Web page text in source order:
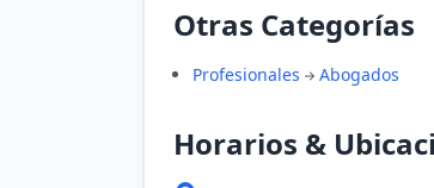
Otras Categorías
Profesionales Abogados
Horarios &